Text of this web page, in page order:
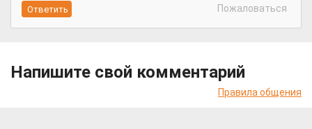
Пожаловаться
Напишите свой комментарий
Правила общения